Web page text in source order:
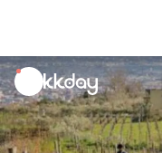
unread
notifications